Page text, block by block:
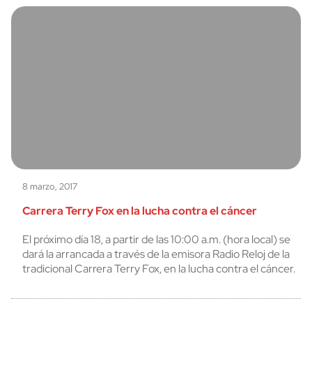
8 marzo, 2017
Carrera Terry Fox en la lucha contra el cáncer
El próximo día 18, a partir de las 10:00 a.m. (hora local) se
dará la arrancada a través de la emisora Radio Reloj de la
tradicional Carrera Terry Fox, en la lucha contra el cáncer.